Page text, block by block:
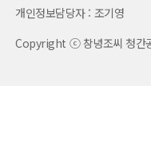
개인정보담당자 : 조기영
Copyright ⓒ 창녕조씨 청간